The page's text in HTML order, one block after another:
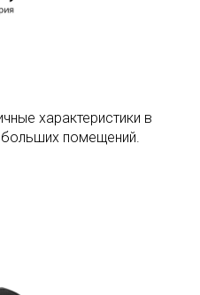
характеристики в
помещений.